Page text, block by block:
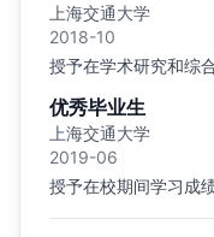
上海交通大学
2018-10
授予在学术研究和综
优秀毕业生
上海交通大学
2019-06
授予在校期间学习成